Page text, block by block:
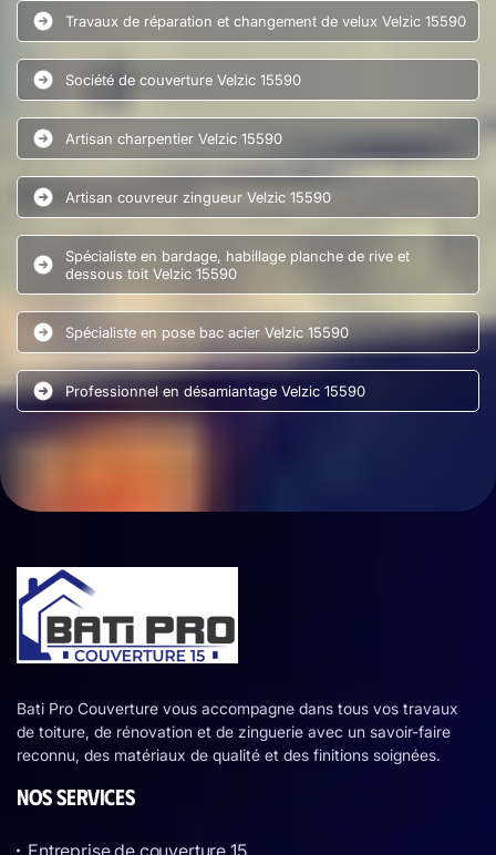
Travaux de réparation et changement de velux Velzic 15590
Société de couverture Velzic 15590
Artisan charpentier Velzic 15590
Artisan couvreur zingueur Velzic 15590
Spécialiste en bardage, habillage planche de rive et
dessous toit Velzic 15590
Spécialiste en pose bac acier Velzic 15590
Professionnel en désamiantage Velzic 15590
Bati Pro Couverture vous accompagne dans tous vos travaux
de toiture, de rénovation et de zinguerie avec un savoir-faire
reconnu, des matériaux de qualité et des finitions soignées.
NOS SERVICES
Entreprise de couverture 15